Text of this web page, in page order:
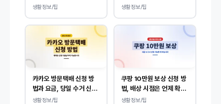
다.
생활정보/팁
(dpis.mnd.go.kr)
생활정보/팁
카카오 방문택배 신청 방
법과 요금, 당일 수거 신청
예약 안내
생활정보/팁
쿠팡 10만원 보상 신청 방
법, 배상 시점은 언제 확인
될까?
생활정보/팁